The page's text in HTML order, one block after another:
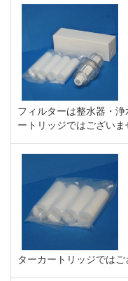
フィルターは整水器・
ートリッジではございま
ターカートリッジではご